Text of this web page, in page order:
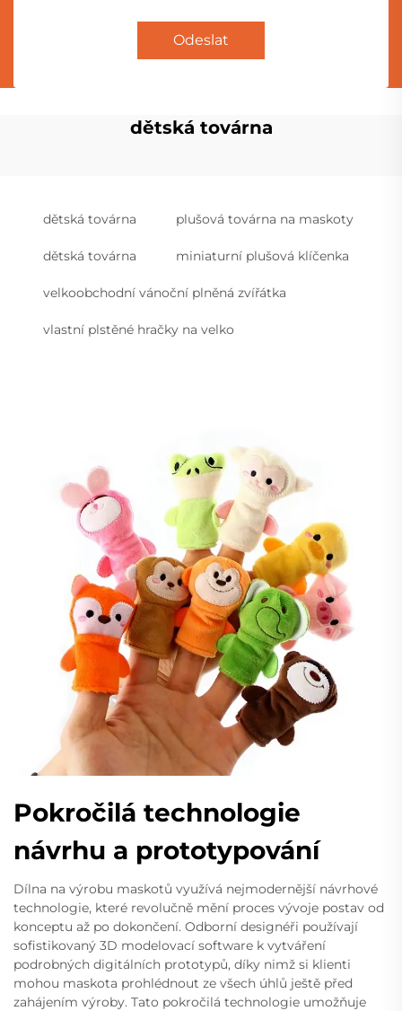
Odeslat
dětská továrna
dětská továrna plušová továrna na maskoty
dětská továrna miniaturní plušová klíčenka
velkoobchodní vánoční plněná zvířátka
vlastní plstěné hračky na velko
Pokročilá technologie
návrhu a prototypování
Dílna na výrobu maskotů využívá nejmodernější návrhové
technologie, které revolučně mění proces vývoje postav od
konceptu až po dokončení. Odborní designéři používají
sofistikovaný 3D modelovací software k vytváření
podrobných digitálních prototypů, díky nimž si klienti
mohou maskota prohlédnout ze všech úhlů ještě před
zahájením výroby. Tato pokročilá technologie umožňuje